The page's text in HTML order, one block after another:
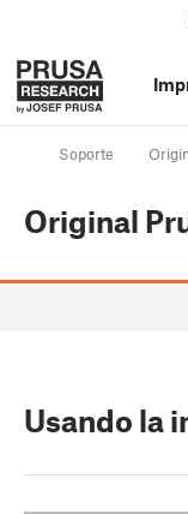
Soporte
Original
Usando la